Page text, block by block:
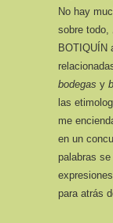
No hay
sobre todo,
BOTIQUÍN
bodegas y
las
me
en un
palabras
para atrás